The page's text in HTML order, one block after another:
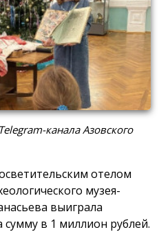
канала Азовского
отелом
музея-
выиграла
сумму в 1 миллион рублей.